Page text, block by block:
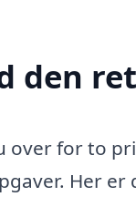
den
over for to
Her er